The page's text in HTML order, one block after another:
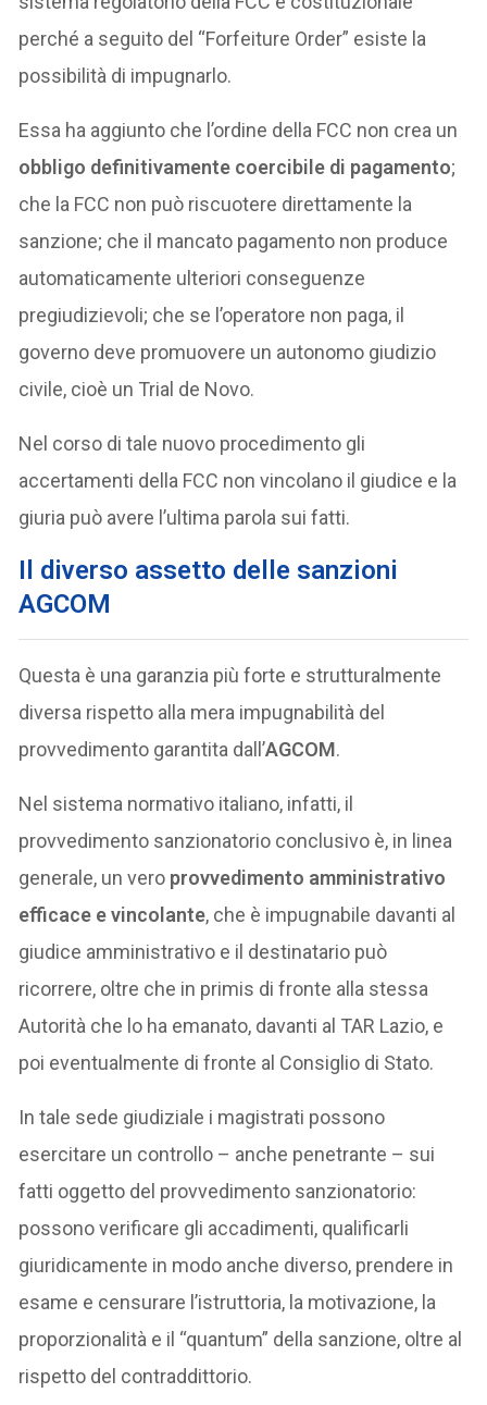
perché a seguito del “Forfeiture Order” esiste la
possibilità di impugnarlo.
Essa ha aggiunto che l’ordine della FCC non crea un
obbligo definitivamente coercibile di pagamento;
che la FCC non può riscuotere direttamente la
sanzione; che il mancato pagamento non produce
automaticamente ulteriori conseguenze
pregiudizievoli; che se l’operatore non paga, il
governo deve promuovere un autonomo giudizio
civile, cioè un Trial de Novo.
Nel corso di tale nuovo procedimento gli
accertamenti della FCC non vincolano il giudice e la
giuria può avere l’ultima parola sui fatti.
Il diverso assetto delle sanzioni
AGCOM
Questa è una garanzia più forte e strutturalmente
diversa rispetto alla mera impugnabilità del
provvedimento garantita dall’AGCOM.
Nel sistema normativo italiano, infatti, il
provvedimento sanzionatorio conclusivo è, in linea
generale, un vero provvedimento amministrativo
efficace e vincolante, che è impugnabile davanti al
giudice amministrativo e il destinatario può
ricorrere, oltre che in primis di fronte alla stessa
Autorità che lo ha emanato, davanti al TAR Lazio, e
poi eventualmente di fronte al Consiglio di Stato.
In tale sede giudiziale i magistrati possono
esercitare un controllo – anche penetrante – sui
fatti oggetto del provvedimento sanzionatorio:
possono verificare gli accadimenti, qualificarli
giuridicamente in modo anche diverso, prendere in
esame e censurare l’istruttoria, la motivazione, la
proporzionalità e il “quantum” della sanzione, oltre al
rispetto del contraddittorio.